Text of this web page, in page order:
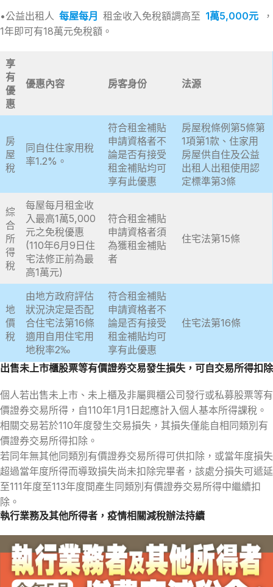
•公益出租人 每屋每月 租金收入免稅額調高至 1萬5,000元
，
1年即可有18萬元免稅額。
享
有
優
惠
優惠內容 房客身份 法源
房
屋
稅
同自住住家用稅
率1.2%。
符合租金補貼
申請資格者不
論是否有接受
租金補貼均可
享有此優惠
房屋稅條例第5條第
1項第1款、住家用
房屋供自住及公益
出租人出租使用認
定標準第3條
綜
合
所
得
稅
每屋每月租金收
入最高1萬5,000
元之免稅優惠
(110年6月9日住
宅法修正前為最
高1萬元)
符合租金補貼
申請資格者須
為獲租金補貼
者
住宅法第15條
地
價
稅
由地方政府評估
狀況決定是否配
合住宅法第16條
適用自用住宅用
地稅率2‰
符合租金補貼
申請資格者不
論是否有接受
租金補貼均可
享有此優惠
住宅法第16條
出售未上市櫃股票等有價證券交易發生損失，可自交易所得扣除
個人若出售未上市、未上櫃及非屬興櫃公司發行或私募股票等有
價證券交易所得，自110年1月1日起應計入個人基本所得課稅。
相關交易若於110年度發生交易損失，其損失僅能自相同類別有
價證券交易所得扣除。
若同年無其他同類別有價證券交易所得可供扣除，或當年度損失
超過當年度所得而導致損失尚未扣除完畢者，該處分損失可遞延
至111年度至113年度間產生同類別有價證券交易所得中繼續扣
除。
執行業務及其他所得者，疫情相關減稅辦法持續